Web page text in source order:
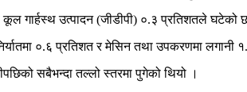
उत्पादन (जीडीपी) ०.३ प्रतिशतले घटेको
०.६ प्रतिशत र मेसिन तथा उपकरणमा
सबैभन्दा तल्लो स्तरमा पुगेको थियो ।